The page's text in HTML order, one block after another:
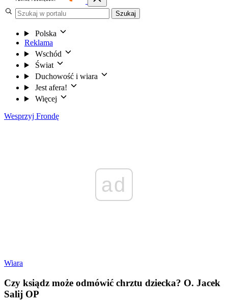
Szukaj
Polska
Reklama
Wschód
Świat
Duchowość i wiara
Jest afera!
Więcej
Wesprzyj Frondę
ad
Wiara
Czy ksiądz może odmówić chrztu dziecka? O. Jacek
Salij OP